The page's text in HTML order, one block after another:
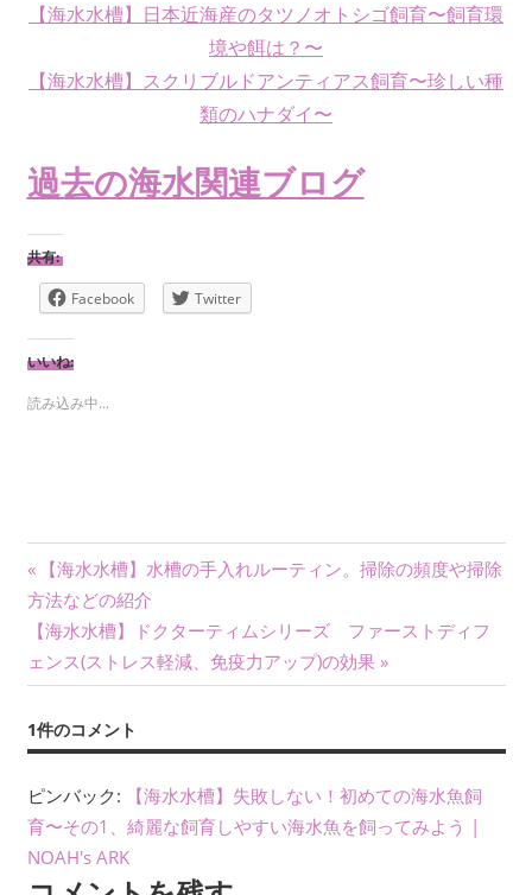
【海水水槽】日本近海産のタツノオトシゴ飼育〜飼育環
境や餌は？〜
【海水水槽】スクリブルドアンティアス飼育〜珍しい種
類のハナダイ〜
過去の海水関連ブログ
共有:
Facebook Twitter
いいね:
読み込み中...
投
稿
ナ
ビ
ゲ
ー
シ
前
の
記
事:
【海水水槽】水槽の手入れルーティン。掃除の頻度や掃除
方法などの紹介
次
の
記
事:
【海水水槽】ドクターティムシリーズ ファーストディフ
ェンス(ストレス軽減、免疫力アップ)の効果
1件のコメント
ピンバック:
【海水水槽】失敗しない！初めての海水魚飼
育〜その1、綺麗な飼育しやすい海水魚を飼ってみよう |
NOAH's ARK